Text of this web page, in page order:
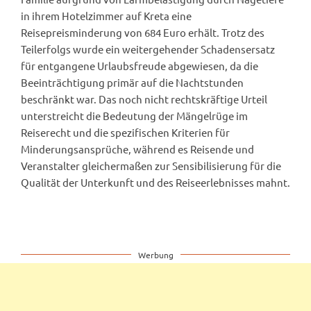
in ihrem Hotelzimmer auf Kreta eine
Reisepreisminderung von 684 Euro erhält. Trotz des
Teilerfolgs wurde ein weitergehender Schadensersatz
für entgangene Urlaubsfreude abgewiesen, da die
Beeinträchtigung primär auf die Nachtstunden
beschränkt war. Das noch nicht rechtskräftige Urteil
unterstreicht die Bedeutung der Mängelrüge im
Reiserecht und die spezifischen Kriterien für
Minderungsansprüche, während es Reisende und
Veranstalter gleichermaßen zur Sensibilisierung für die
Qualität der Unterkunft und des Reiseerlebnisses mahnt.
Werbung